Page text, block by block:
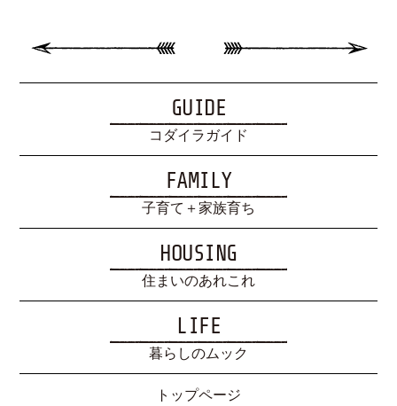
GUIDE
コダイラガイド
FAMILY
子育て＋家族育ち
HOUSING
住まいのあれこれ
LIFE
暮らしのムック
トップページ